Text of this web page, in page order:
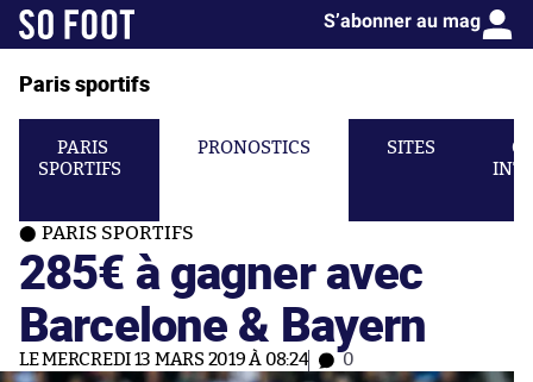
S’abonner au mag
Paris sportifs
PARIS
SPORTIFS
PRONOSTICS SITES
PARIS SPORTIFS
285€ à gagner avec
Barcelone & Bayern
LE MERCREDI 13 MARS 2019 À 08:24 0